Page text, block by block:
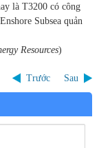
là T3200 có công
Subsea quản
Resources)
Trước Sau